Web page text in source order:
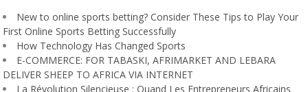
New to online sports betting? Consider These Tips to Play Your
First Online Sports Betting Successfully
How Technology Has Changed Sports
E-COMMERCE: FOR TABASKI, AFRIMARKET AND LEBARA
DELIVER SHEEP TO AFRICA VIA INTERNET
La Révolution Silencieuse : Quand Les Entrepreneurs Africains